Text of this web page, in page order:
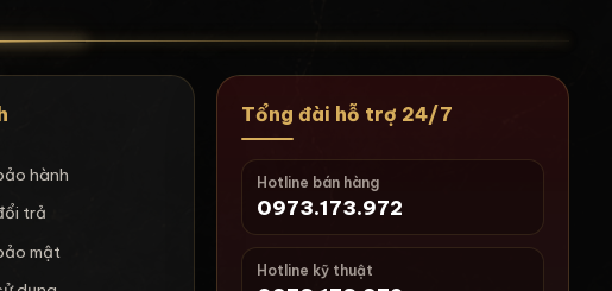
hành
trả
mật
Tổng đài hỗ trợ 24/7
Hotline bán hàng
0973.173.972
Hotline kỹ thuật